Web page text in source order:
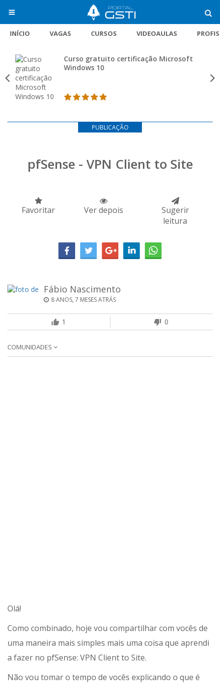
INÍCIO VAGAS CURSOS VIDEOAULAS
Curso gratuito certificação Microsoft
Windows 10
PUBLICAÇÃO
pfSense - VPN Client to Site
Favoritar Ver depois
Sugerir
leitura
Fábio Nascimento
8 ANOS, 7 MESES ATRÁS
1 0
COMUNIDADES
Olá!
Como combinado, hoje vou compartilhar com vocês de
uma maneira mais simples mais uma coisa que aprendi
a fazer no pfSense: VPN Client to Site.
Não vou tomar o tempo de vocês explicando o que é